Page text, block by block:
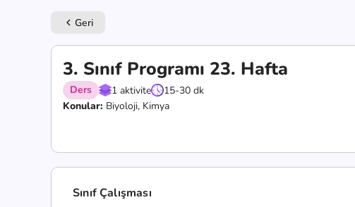
keyboard_arrow_left Geri
3. Sınıf Programı 23. Hafta
Ders 1 aktivite
15-30 dk
Konular: Biyoloji, Kimya
Sınıf Çalışması